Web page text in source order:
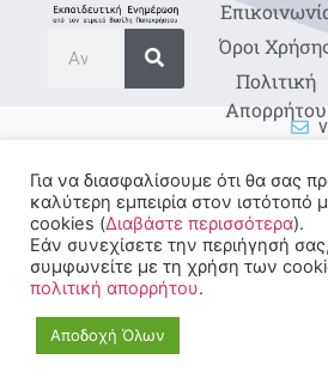
Όροι
Πολιτική
Απορρήτου
© 2022-2025 All rights
Reserved.
Για να διασφαλίσουμε ότι θα σας
καλύτερη εμπειρία στον ιστότοπό
cookies (Διαβάστε περισσότερα).
Εάν συνεχίσετε την περιήγησή
συμφωνείτε με τη χρήση των
πολιτική απορρήτου.
Αποδοχή Όλων